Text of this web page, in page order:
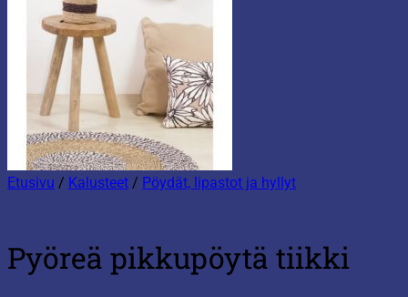
Etusivu / Kalusteet / Pöydät, lipastot ja hyllyt
Pyöreä pikkupöytä tiikki